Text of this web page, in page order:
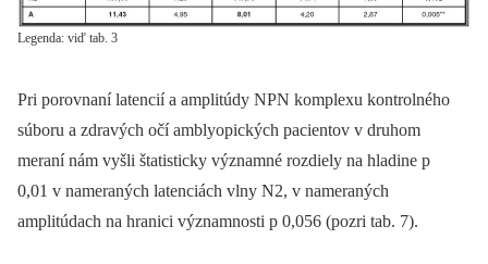
Legenda: viď tab. 3
Pri porovnaní latencií a amplitúdy NPN komplexu kontrolného
súboru a zdravých očí amblyopických pacientov v druhom
meraní nám vyšli štatisticky významné rozdiely na hladine p
0,01 v nameraných latenciách vlny N2, v nameraných
amplitúdach na hranici významnosti p 0,056 (pozri tab. 7).